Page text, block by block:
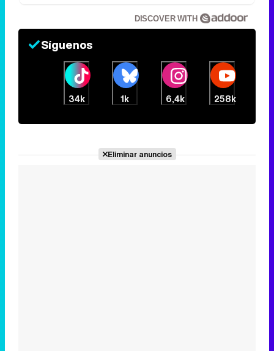
DISCOVER WITH
Síguenos
34k 1k 6,4k 258k
Eliminar anuncios